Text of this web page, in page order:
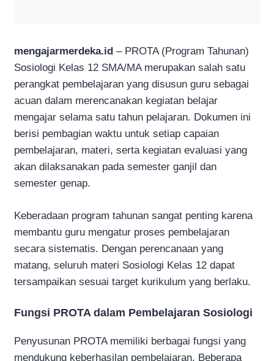
mengajarmerdeka.id – PROTA (Program Tahunan)
Sosiologi Kelas 12 SMA/MA merupakan salah satu
perangkat pembelajaran yang disusun guru sebagai
acuan dalam merencanakan kegiatan belajar
mengajar selama satu tahun pelajaran. Dokumen ini
berisi pembagian waktu untuk setiap capaian
pembelajaran, materi, serta kegiatan evaluasi yang
akan dilaksanakan pada semester ganjil dan
semester genap.
Keberadaan program tahunan sangat penting karena
membantu guru mengatur proses pembelajaran
secara sistematis. Dengan perencanaan yang
matang, seluruh materi Sosiologi Kelas 12 dapat
tersampaikan sesuai target kurikulum yang berlaku.
Fungsi PROTA dalam Pembelajaran Sosiologi
Penyusunan PROTA memiliki berbagai fungsi yang
mendukung keberhasilan pembelajaran. Beberapa